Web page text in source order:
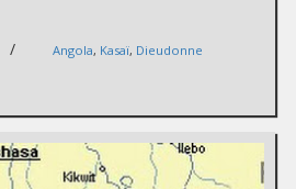
/ Angola, Kasaï, Dieudonne